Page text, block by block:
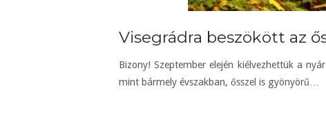
Visegrádra beszökött az
Bizony! Szeptember elején kiélvezhettük a
mint bármely évszakban, ősszel is gyönyörű…